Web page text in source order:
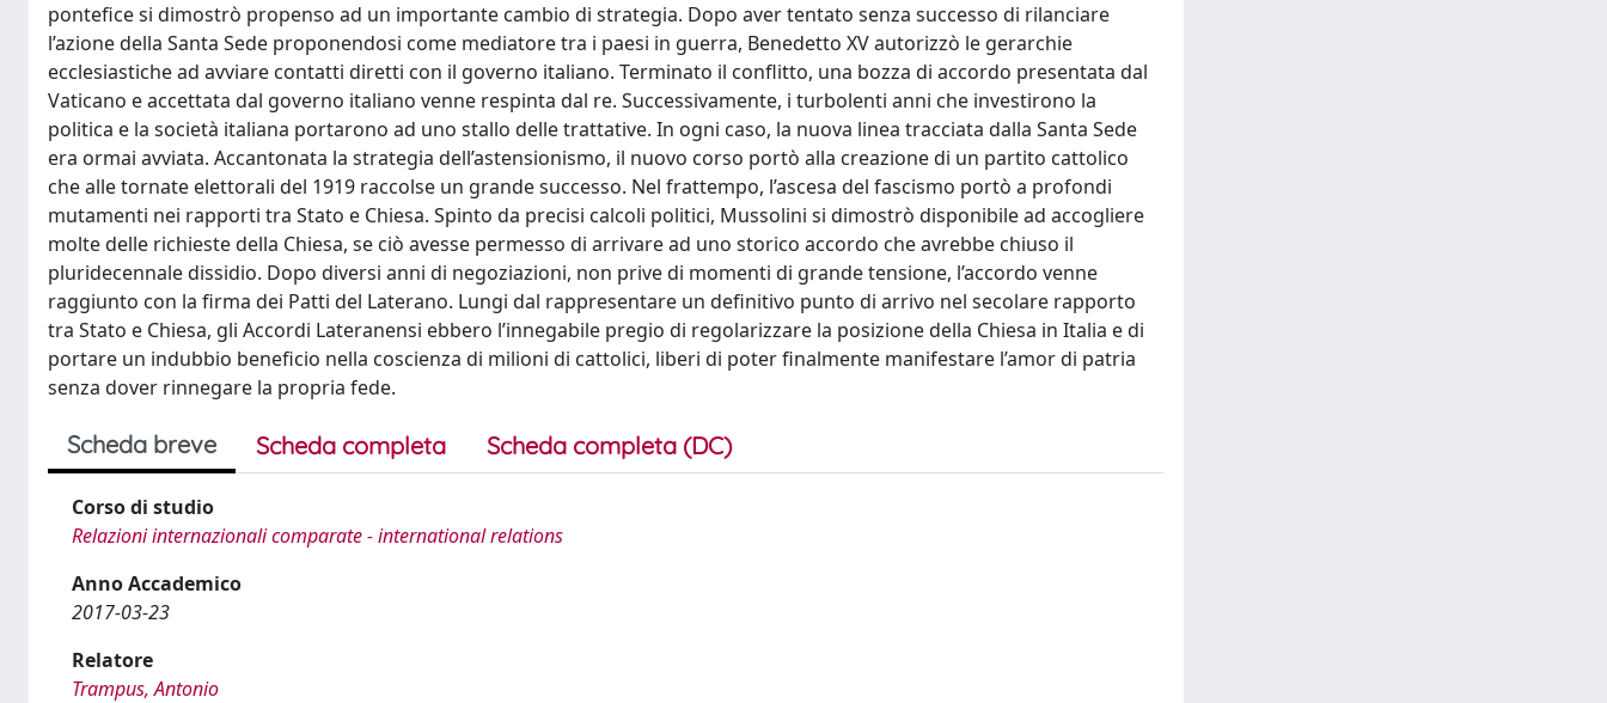
pontefice si dimostrò propenso ad un importante cambio di strategia. Dopo aver tentato senza successo di rilanciare
l’azione della Santa Sede proponendosi come mediatore tra i paesi in guerra, Benedetto XV autorizzò le gerarchie
ecclesiastiche ad avviare contatti diretti con il governo italiano. Terminato il conflitto, una bozza di accordo presentata dal
Vaticano e accettata dal governo italiano venne respinta dal re. Successivamente, i turbolenti anni che investirono la
politica e la società italiana portarono ad uno stallo delle trattative. In ogni caso, la nuova linea tracciata dalla Santa Sede
era ormai avviata. Accantonata la strategia dell’astensionismo, il nuovo corso portò alla creazione di un partito cattolico
che alle tornate elettorali del 1919 raccolse un grande successo. Nel frattempo, l’ascesa del fascismo portò a profondi
mutamenti nei rapporti tra Stato e Chiesa. Spinto da precisi calcoli politici, Mussolini si dimostrò disponibile ad accogliere
molte delle richieste della Chiesa, se ciò avesse permesso di arrivare ad uno storico accordo che avrebbe chiuso il
pluridecennale dissidio. Dopo diversi anni di negoziazioni, non prive di momenti di grande tensione, l’accordo venne
raggiunto con la firma dei Patti del Laterano. Lungi dal rappresentare un definitivo punto di arrivo nel secolare rapporto
tra Stato e Chiesa, gli Accordi Lateranensi ebbero l’innegabile pregio di regolarizzare la posizione della Chiesa in Italia e di
portare un indubbio beneficio nella coscienza di milioni di cattolici, liberi di poter finalmente manifestare l’amor di patria
senza dover rinnegare la propria fede.
Scheda breve Scheda completa Scheda completa (DC)
Corso di studio
Relazioni internazionali comparate - international relations
Anno Accademico
2017-03-23
Relatore
Trampus, Antonio